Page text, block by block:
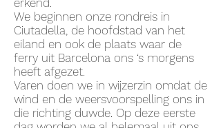
erkend.
We beginnen onze rondreis in
Ciutadella, de hoofdstad van het
eiland en ook de plaats waar de
ferry uit Barcelona ons ‘s morgens
heeft afgezet.
Varen doen we in wijzerzin omdat de
wind en de weersvoorspelling ons in
die richting duwde. Op deze eerste